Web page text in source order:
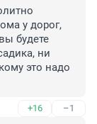
у дорог,
будете
ни
это надо
+16 –1